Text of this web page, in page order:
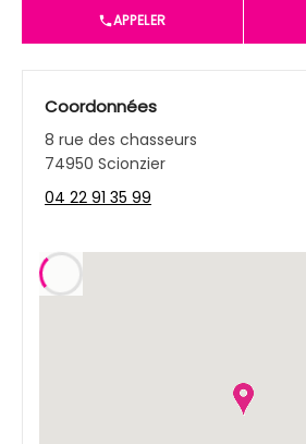
APPELER
Coordonnées
8 rue des chasseurs
74950 Scionzier
04 22 91 35 99